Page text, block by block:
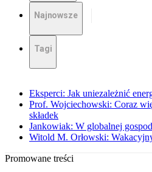
Najnowsze
Tagi
Eksperci: Jak uniezależnić
Prof. Wojciechowski: Coraz
składek
Jankowiak: W globalnej
Witold M. Orłowski:
Promowane treści